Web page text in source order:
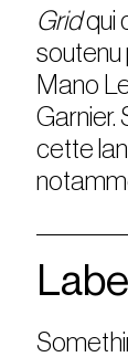
Gridqui
soutenu
Mano
Garnier.
cette
Label